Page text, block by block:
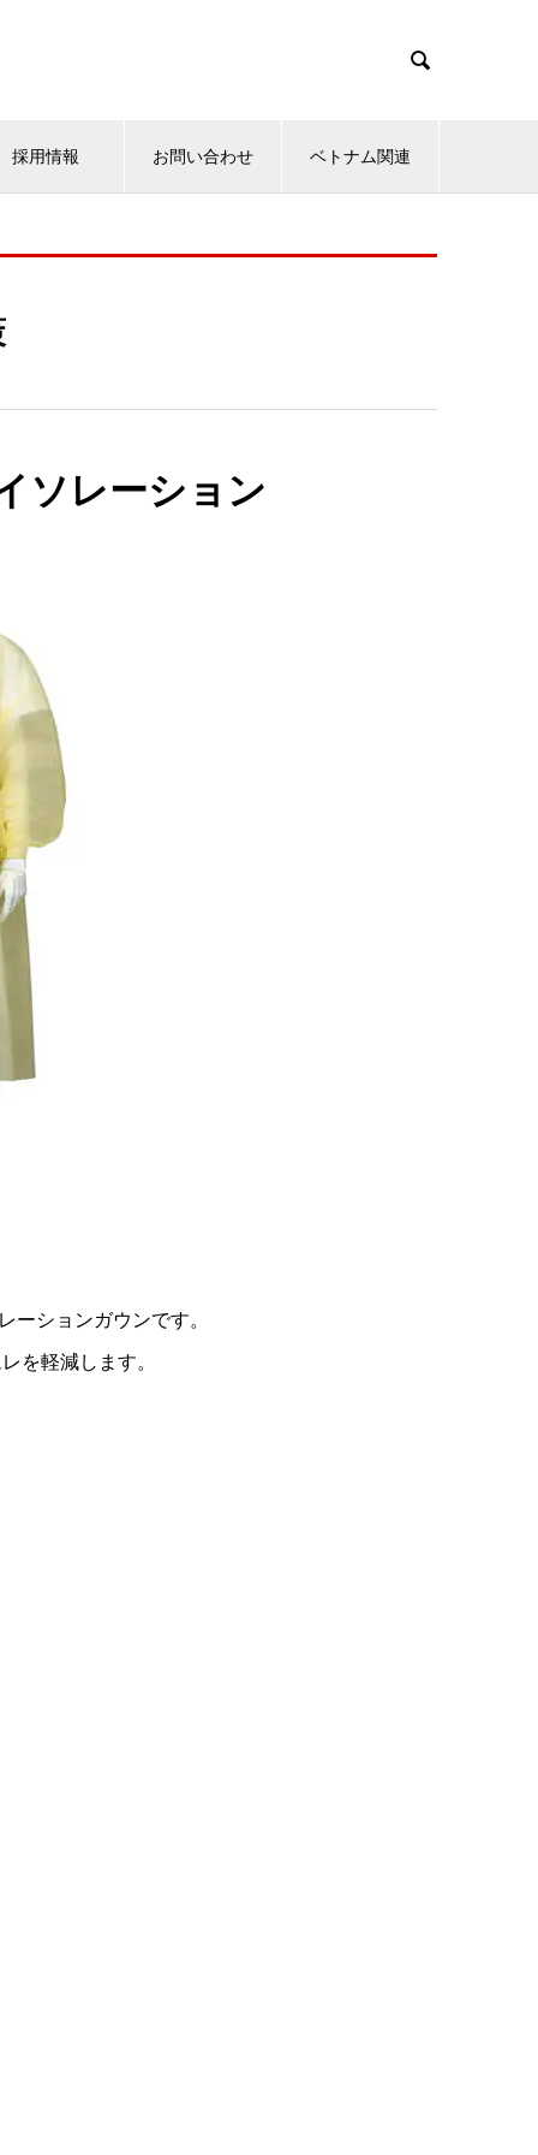

採用情報 お問い合わせ ベトナム関連
ソレーション
ションガウンです。
を軽減します。